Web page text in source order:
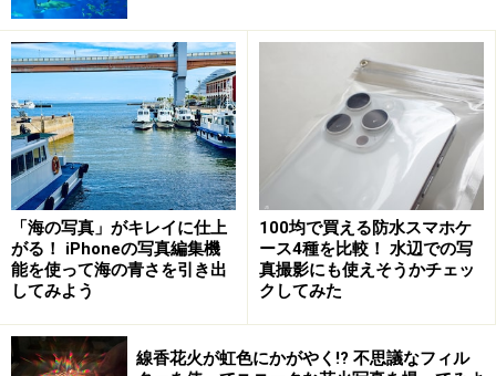
オートフォーカスで思い通りにピントが合
わないのはなぜ？
ピントの合った部分は一番手前の花に。オートフォーカ
スでは、思った箇所にピントが合わないことが多々あり
ます
本来合わせたかったピントはこちらの写真。上の写真と
「海の写真」がキレイに仕上
がる！ iPhoneの写真編集機
能を使って海の青さを引き出
してみよう
100均で買える防水スマホケ
ース4種を比較！ 水辺での写
真撮影にも使えそうかチェッ
クしてみた
線香花火が虹色にかがやく!? 不思議なフィル